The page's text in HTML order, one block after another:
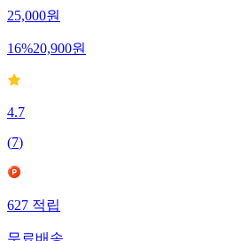
25,000원
16%20,900원
4.7
(7)
627적립